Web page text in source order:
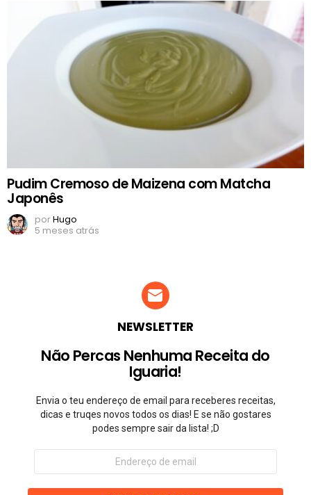
Pudim Cremoso de Maizena com Matcha
Japonês
porHugo
5 meses atrás
NEWSLETTER
Não Percas Nenhuma Receita do
Iguaria!
Envia o teu endereço de email para receberes receitas,
dicas e truqes novos todos os dias! E se não gostares
podes sempre sair da lista! ;D
Endereço
email